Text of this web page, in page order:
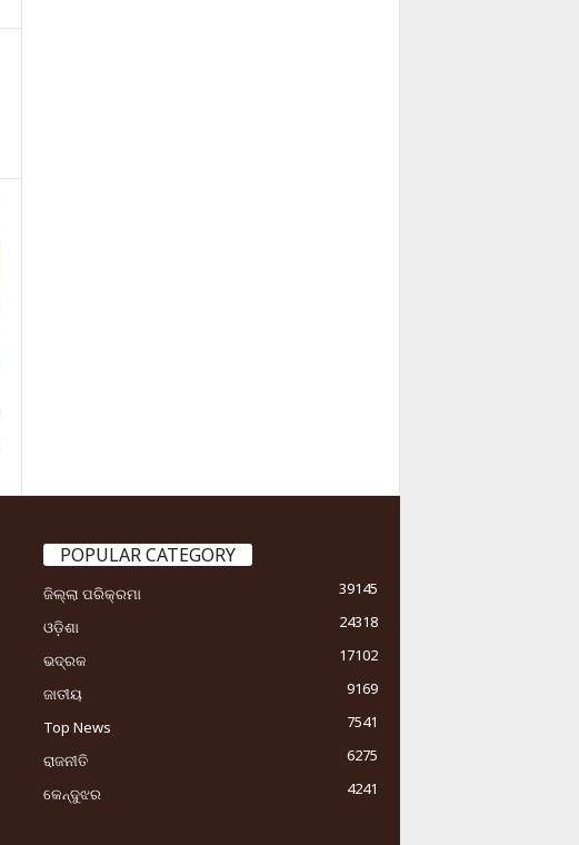
POPULAR CATEGORY
ଜିଲ୍ଲା ପରିକ୍ରମା
39145
ଓଡ଼ିଶା
24318
ଭଦ୍ରକ
17102
ଜାତୀୟ
9169
Top News
7541
ରାଜନୀତି
6275
କେନ୍ଦୁଝର
4241